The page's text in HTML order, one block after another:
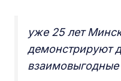
уже 25 лет
демонстрируют